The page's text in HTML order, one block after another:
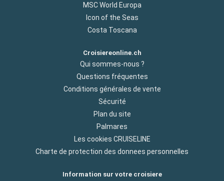
MSC World Europa
Icon of the Seas
Costa Toscana
Croisiereonline.ch
Qui sommes-nous ?
Questions fréquentes
Conditions générales de vente
Sécurité
Plan du site
Palmares
Les cookies CRUISELINE
Charte de protection des donnees personnelles
Information sur votre croisiere